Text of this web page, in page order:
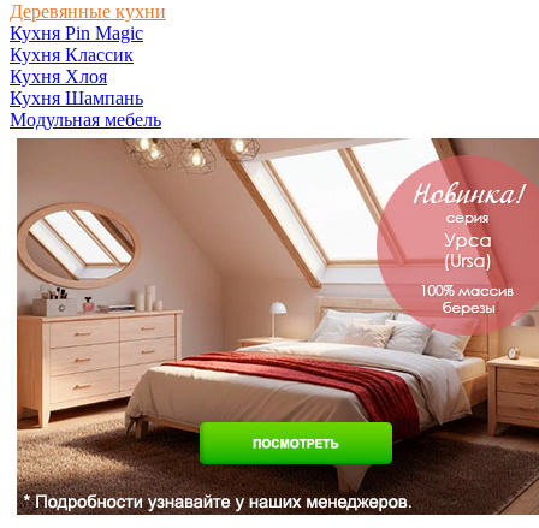
Деревянные кухни
Кухня Pin Magic
Кухня Классик
Кухня Хлоя
Кухня Шампань
Модульная мебель